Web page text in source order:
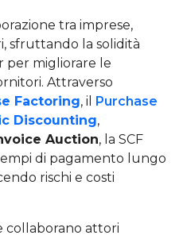
tra imprese,
sfruttando la solidità
per migliorare le
Attraverso
Factoring, il Purchase
Discounting,
Auction, la SCF
di pagamento lungo
rischi e costi
collaborano attori